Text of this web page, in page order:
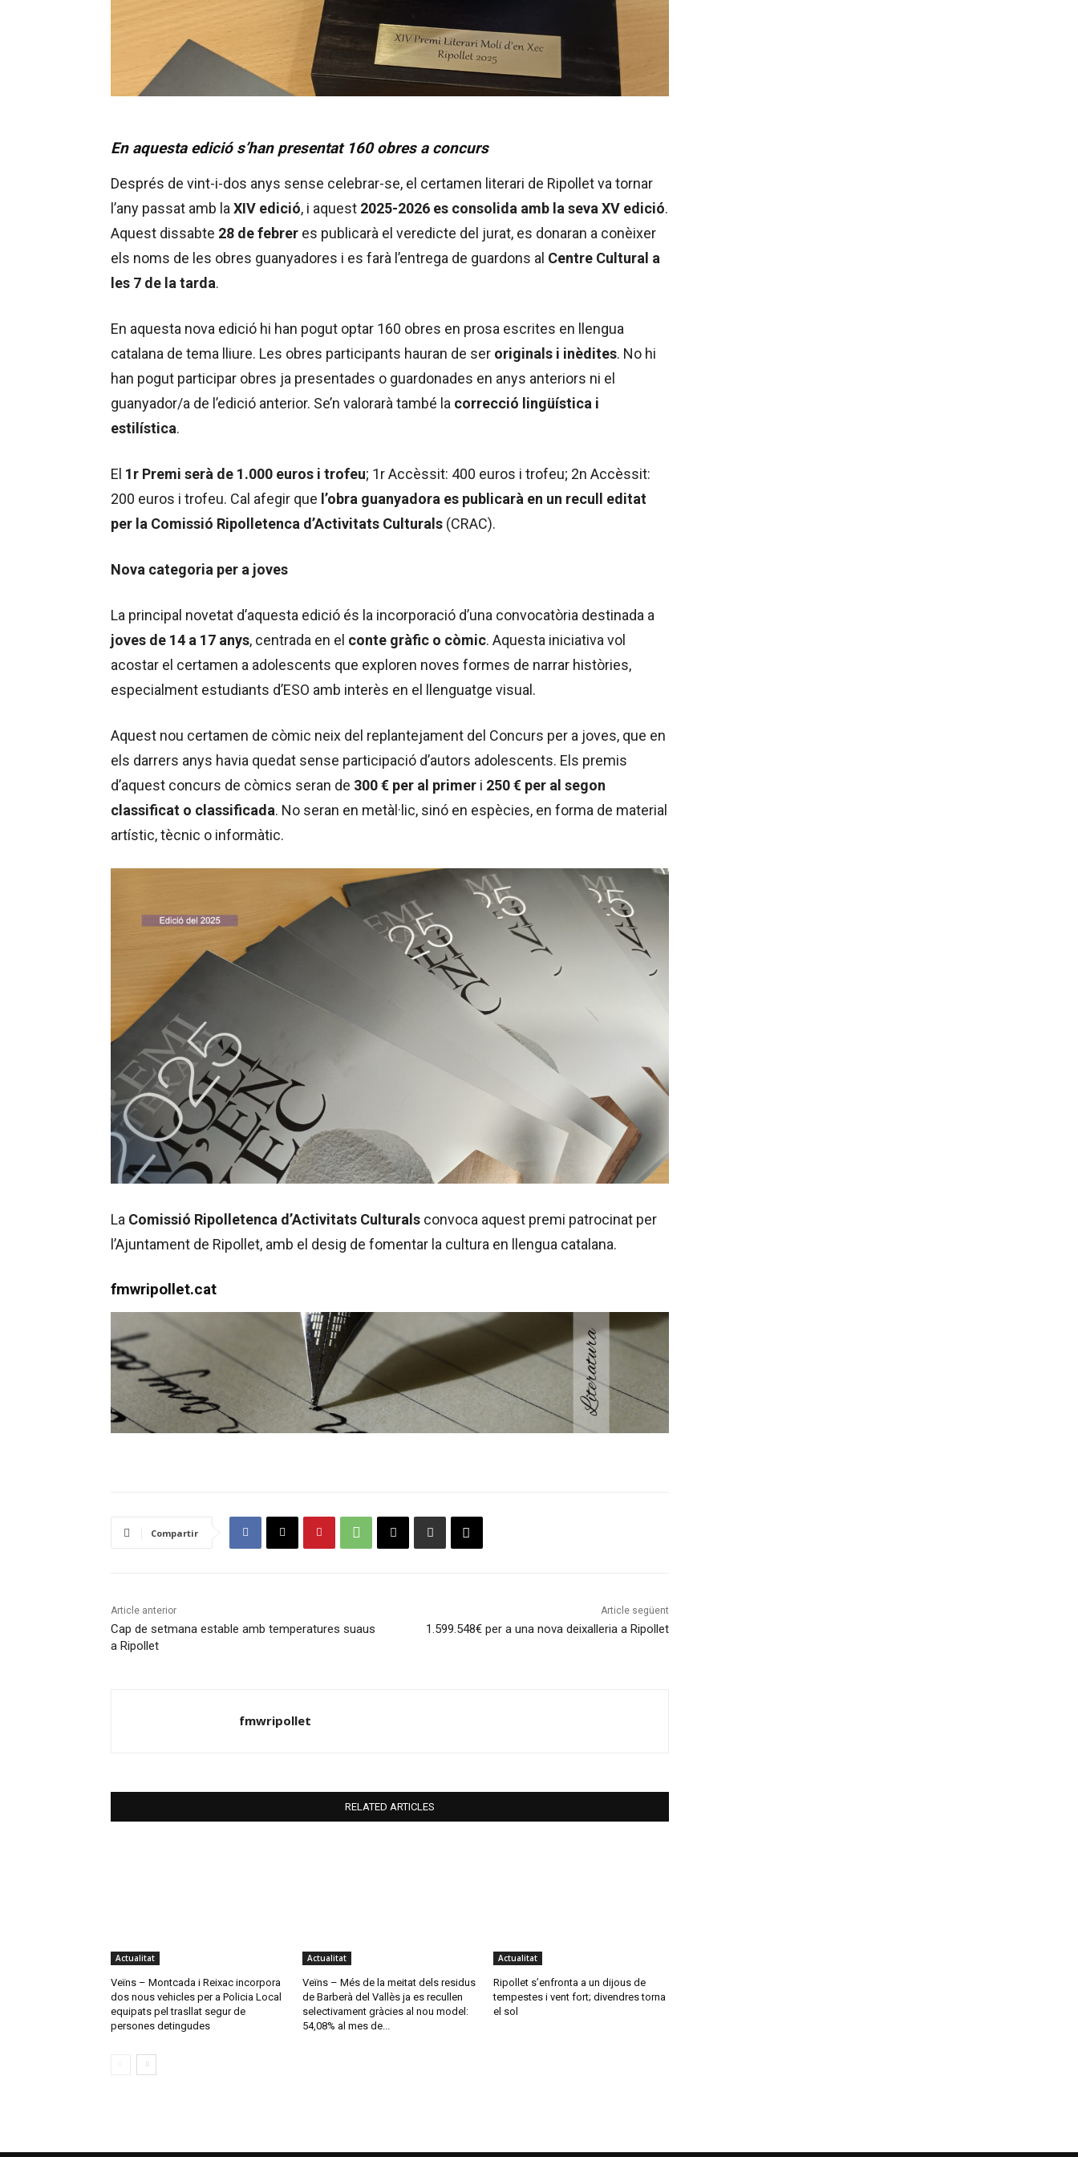
En aquesta edició s’han presentat 160 obres a concurs
Després de vint-i-dos anys sense celebrar-se, el certamen literari de Ripollet va tornar
l’any passat amb la XIV edició, i aquest 2025-2026 es consolida amb la seva XV edició.
Aquest dissabte 28 de febrer es publicarà el veredicte del jurat, es donaran a conèixer
els noms de les obres guanyadores i es farà l’entrega de guardons al Centre Cultural a
les 7 de la tarda.
En aquesta nova edició hi han pogut optar 160 obres en prosa escrites en llengua
catalana de tema lliure. Les obres participants hauran de ser originals i inèdites. No hi
han pogut participar obres ja presentades o guardonades en anys anteriors ni el
guanyador/a de l’edició anterior. Se’n valorarà també la correcció lingüística i
estilística.
El 1r Premi serà de 1.000 euros i trofeu; 1r Accèssit: 400 euros i trofeu; 2n Accèssit:
200 euros i trofeu. Cal afegir que l’obra guanyadora es publicarà en un recull editat
per la Comissió Ripolletenca d’Activitats Culturals (CRAC).
Nova categoria per a joves
La principal novetat d’aquesta edició és la incorporació d’una convocatòria destinada a
joves de 14 a 17 anys, centrada en el conte gràfic o còmic. Aquesta iniciativa vol
acostar el certamen a adolescents que exploren noves formes de narrar històries,
especialment estudiants d’ESO amb interès en el llenguatge visual.
Aquest nou certamen de còmic neix del replantejament del Concurs per a joves, que en
els darrers anys havia quedat sense participació d’autors adolescents. Els premis
d’aquest concurs de còmics seran de 300 € per al primer i 250 € per al segon
classificat o classificada. No seran en metàl·lic, sinó en espècies, en forma de material
artístic, tècnic o informàtic.
La Comissió Ripolletenca d’Activitats Culturals convoca aquest premi patrocinat per
l’Ajuntament de Ripollet, amb el desig de fomentar la cultura en llengua catalana.
fmwripollet.cat
Compartir
Article anterior
Cap de setmana estable amb temperatures suaus
a Ripollet
Article següent
1.599.548€ per a una nova deixalleria a Ripollet
fmwripollet
RELATED ARTICLES
Actualitat
Veïns – Montcada i Reixac incorpora
dos nous vehicles per a Policia Local
equipats pel trasllat segur de
persones detingudes
Actualitat
Veïns – Més de la meitat dels residus
de Barberà del Vallès ja es recullen
selectivament gràcies al nou model:
54,08% al mes de...
Actualitat
Ripollet s’enfronta a un dijous de
tempestes i vent fort; divendres torna
el sol